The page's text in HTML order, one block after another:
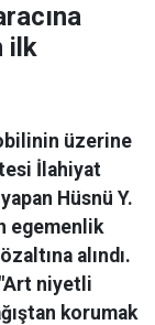
ilk
üzerine
İlahiyat
Hüsnü Y.
egemenlik
alındı.
niyetli
korumak